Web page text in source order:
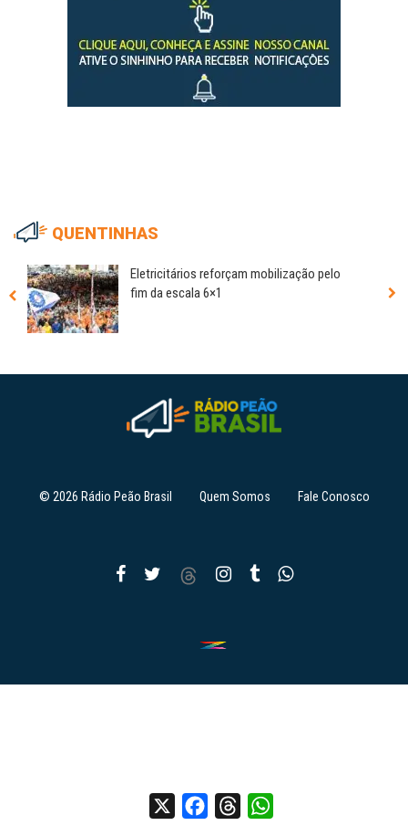
QUENTINHAS
Eletricitários reforçam mobilização pelo
fim da escala 6×1
© 2026 Rádio Peão Brasil Quem Somos Fale Conosco
X FacebookThreadsWhatsApp